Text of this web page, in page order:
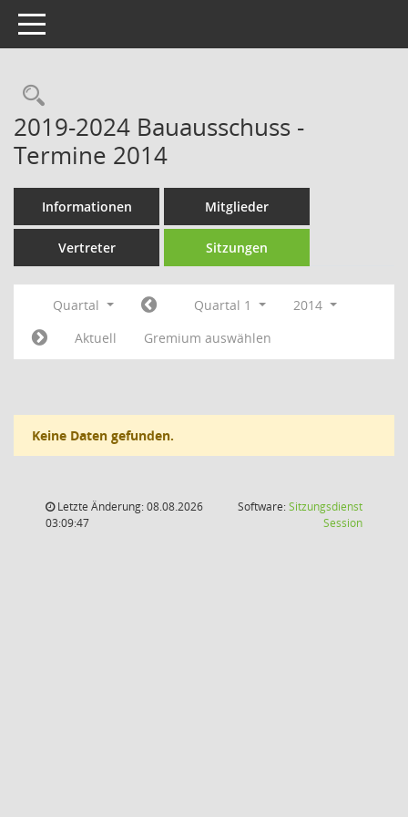
Toggle navigation
Rechercheauswahl
2019-2024 Bauausschuss -
Termine 2014
Informationen Mitglieder
Vertreter Sitzungen
Quartal Quartal 1
2014
Aktuell
Gremium auswählen
Keine Daten gefunden.
Letzte Änderung: 08.08.2026
03:09:47
Software:Sitzungsdienst
Session(Wird in